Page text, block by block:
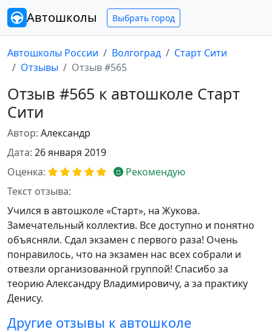
Автошколы Выбрать город
Автошколы России Волгоград
Старт Сити
Отзывы
Отзыв #565
Отзыв #565 к автошколе Старт
Сити
Автор: Александр
Дата: 26 января 2019
Оценка:
Рекомендую
Текст отзыва:
Учился в автошколе «Старт», на Жукова.
Замечательный коллектив. Все доступно и понятно
объясняли. Сдал экзамен с первого раза! Очень
понравилось, что на экзамен нас всех собрали и
отвезли организованной группой! Спасибо за
теорию Александру Владимировичу, а за практику
Денису.
Другие отзывы к автошколе